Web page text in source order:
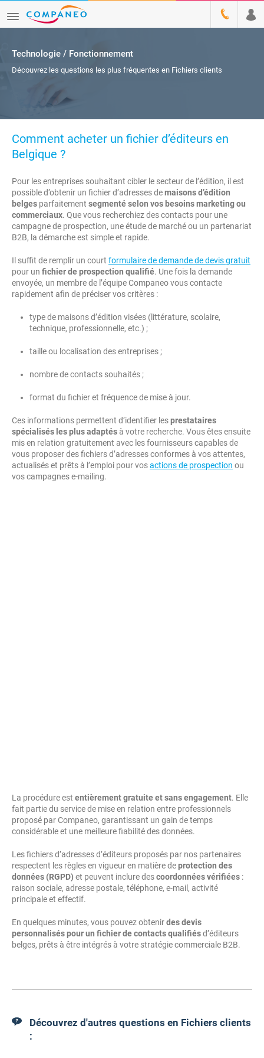
Technologie / Fonctionnement
Découvrez les questions les plus fréquentes en Fichiers clients
Comment acheter un fichier d’éditeurs en
Belgique ?
Pour les entreprises souhaitant cibler le secteur de l’édition, il est
possible d’obtenir un fichier d’adresses demaisons d’édition
belges parfaitement segmenté selon vos besoins marketing ou
commerciaux. Que vous recherchiez des contacts pour une
campagne de prospection, une étude de marché ou un partenariat
B2B, la démarche est simple et rapide.
Il suffit de remplir un court formulaire de demande de devis gratuit
pour un fichier de prospection qualifié. Une fois la demande
envoyée, un membre de l’équipe Companeo vous contacte
rapidement afin de préciser vos critères :
type de maisons d’édition visées (littérature, scolaire,
technique, professionnelle, etc.) ;
taille ou localisation des entreprises ;
nombre de contacts souhaités ;
format du fichier et fréquence de mise à jour.
Ces informations permettent d’identifier lesprestataires
spécialisés les plus adaptésà votre recherche. Vous êtes ensuite
mis en relation gratuitement avec les fournisseurs capables de
vous proposer des fichiers d’adresses conformes à vos attentes,
actualisés et prêts à l’emploi pour vosactions de prospection ou
vos campagnes e-mailing.
La procédure est entièrement gratuite et sans engagement. Elle
fait partie du service de mise en relation entre professionnels
proposé par Companeo, garantissant un gain de temps
considérable et une meilleure fiabilité des données.
Les fichiers d’adresses d’éditeurs proposés par nos partenaires
respectent les règles en vigueur en matière deprotection des
données (RGPD) et peuvent inclure descoordonnées vérifiées :
raison sociale, adresse postale, téléphone, e-mail, activité
principale et effectif.
En quelques minutes, vous pouvez obtenirdes devis
personnalisés pour un fichier de contacts qualifiésd’éditeurs
belges, prêts à être intégrés à votre stratégie commerciale B2B.
Découvrez d'autres questions en Fichiers clients
: